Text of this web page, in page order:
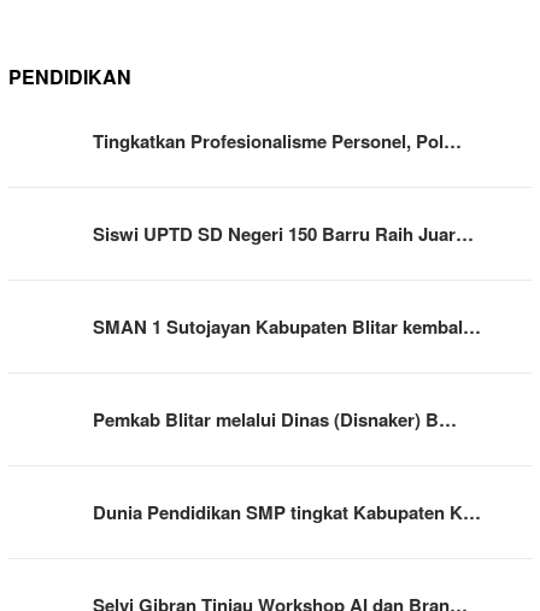
PENDIDIKAN
Tingkatkan Profesionalisme Personel, Pol…
Siswi UPTD SD Negeri 150 Barru Raih Juar…
SMAN 1 Sutojayan Kabupaten Blitar kembal…
Pemkab Blitar melalui Dinas (Disnaker) B…
Dunia Pendidikan SMP tingkat Kabupaten K…
Selvi Gibran Tinjau Workshop AI dan Bran…